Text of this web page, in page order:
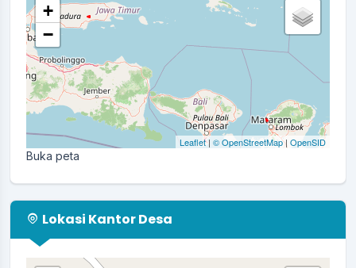
+
−
Leaflet| © OpenStreetMap| OpenSID
Buka peta
Lokasi Kantor Desa